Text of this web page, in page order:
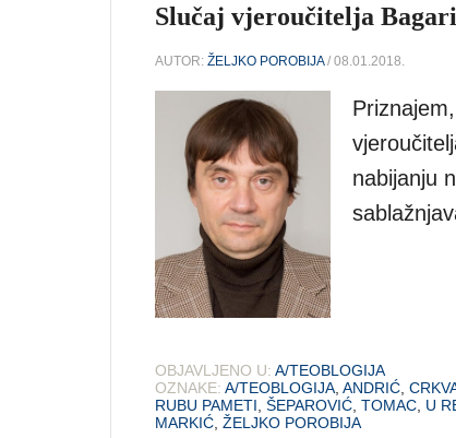
Slučaj vjeroučitelja
AUTOR: ŽELJKO POROBIJA/ 08.01.2018.
nabijanju
OBJAVLJENO U: A/TEOBLOGIJA
OZNAKE: A/TEOBLOGIJA ANDRIĆ
RUBU PAMETI ŠEPAROVIĆ TOMAC U
MARKIĆ ŽELJKO POROBIJA